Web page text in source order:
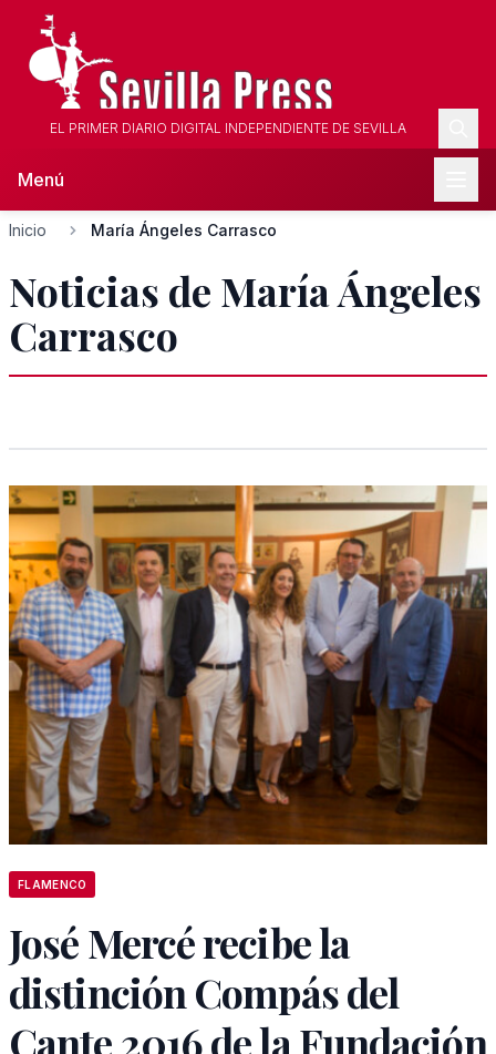
EL PRIMER DIARIO DIGITAL INDEPENDIENTE DE SEVILLA
Menú
Inicio María Ángeles Carrasco
Noticias de María Ángeles
Carrasco
FLAMENCO
José Mercé recibe la
distinción Compás del
Cante 2016 de la Fundación